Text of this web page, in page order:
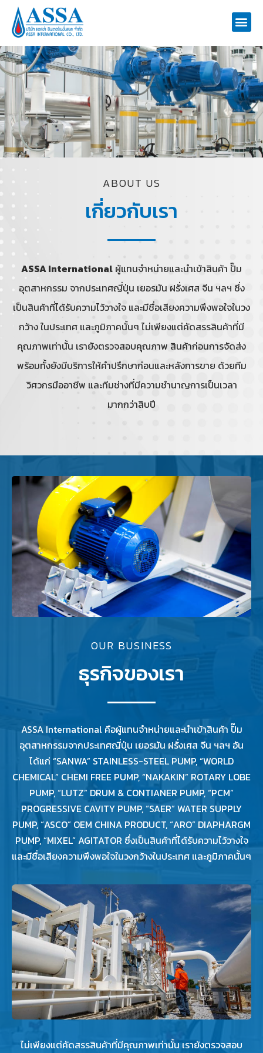
ABOUT US
เกี่ยวกับเรา
ASSA International ผู้แทนจำหน่ายและนำเข้าสินค้า ปั๊ม
อุตสาหกรรม จากประเทศญี่ปุ่น เยอรมัน ฝรั่งเศส จีน ฯลฯ ซึ่ง
เป็นสินค้าที่ได้รับความไว้วางใจ และมีชื่อเสียงความพึงพอใจในวง
กว้าง ในประเทศ และภูมิภาคนั้นๆ ไม่เพียงแต่คัดสรรสินค้าที่มี
คุณภาพเท่านั้น เรายังตรวจสอบคุณภาพ สินค้าก่อนการจัดส่ง
พร้อมทั้งยังมีบริการให้คำปรึกษาก่อนและหลังการขาย ด้วยทีม
วิศวกรมืออาชีพ และทีมช่างที่มีความชำนาญการเป็นเวลา
มากกว่าสิบปี
OUR BUSINESS
ธุรกิจของเรา
ASSA International คือผู้แทนจำหน่ายและนำเข้าสินค้า ปั๊ม
อุตสาหกรรมจากประเทศญี่ปุ่น เยอรมัน ฝรั่งเศส จีน ฯลฯ อัน
ได้แก่ “SANWA” STAINLESS-STEEL PUMP, “WORLD
CHEMICAL” CHEMI FREE PUMP, “NAKAKIN” ROTARY LOBE
PUMP, “LUTZ” DRUM & CONTIANER PUMP, “PCM”
PROGRESSIVE CAVITY PUMP, “SAER” WATER SUPPLY
PUMP, “ASCO” OEM CHINA PRODUCT, “ARO” DIAPHARGM
PUMP, “MIXEL” AGITATOR ซึ่งเป็นสินค้าที่ได้รับความไว้วางใจ
และมีชื่อเสียงความพึงพอใจในวงกว้างในประเทศ และภูมิภาคนั้นๆ
ไม่เพียงแต่คัดสรรสินค้าที่มีคุณภาพเท่านั้น เรายังตรวจสอบ